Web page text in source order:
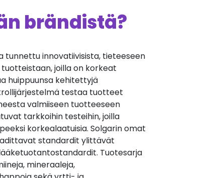
brändistä?
tunnettu innovatiivisista, tieteeseen
joilla on korkeat
huippuunsa kehitettyjä
testaa tuotteet
valmiiseen tuotteeseen
tarkkoihin testeihin, joilla
korkealaatuisia. Solgarin omat
standardit ylittävät
Tuotesarja
mineraaleja,